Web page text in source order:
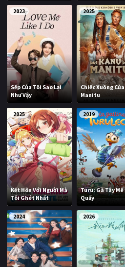
2023
Sếp Của Tôi Sao Lại
Như Vậy
2025
Chiếc Xuồng Của
Manitu
2025
Kết Hôn Với Người Mà
Tôi Ghét Nhất
2019
Turu: Gà Tây Mê
Quẩy
2024 2026